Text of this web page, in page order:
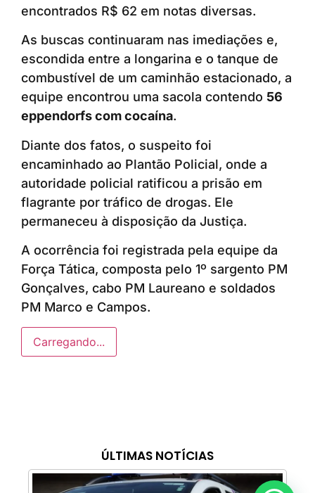
ÚLTIMAS NOTÍCIAS
encontrados R$ 62 em notas diversas.
As buscas continuaram nas imediações e,
escondida entre a longarina e o tanque de
combustível de um caminhão estacionado, a
equipe encontrou uma sacola contendo 56
eppendorfs com cocaína.
Diante dos fatos, o suspeito foi
encaminhado ao Plantão Policial, onde a
autoridade policial ratificou a prisão em
flagrante por tráfico de drogas. Ele
permaneceu à disposição da Justiça.
A ocorrência foi registrada pela equipe da
Força Tática, composta pelo 1º sargento PM
Gonçalves, cabo PM Laureano e soldados
PM Marco e Campos.
Carregando...